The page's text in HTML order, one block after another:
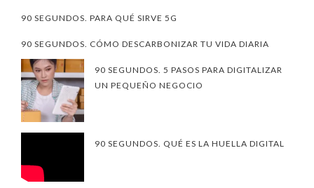
90 SEGUNDOS. PARA QUÉ SIRVE 5G
90 SEGUNDOS. CÓMO DESCARBONIZAR TU VIDA DIARIA
90 SEGUNDOS. 5 PASOS PARA DIGITALIZAR
UN PEQUEÑO NEGOCIO
90 SEGUNDOS. QUÉ ES LA HUELLA DIGITAL